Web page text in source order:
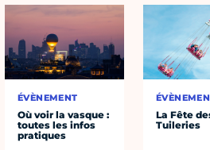
ÉVÈNEMENT
Où voir la vasque :
toutes les infos
pratiques
La Fête
Tuileries